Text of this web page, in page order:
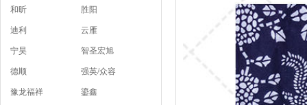
和昕
胜阳
迪利
云雁
宁昊
智圣宏旭
德顺
强英/众容
豫龙福祥
鎏鑫